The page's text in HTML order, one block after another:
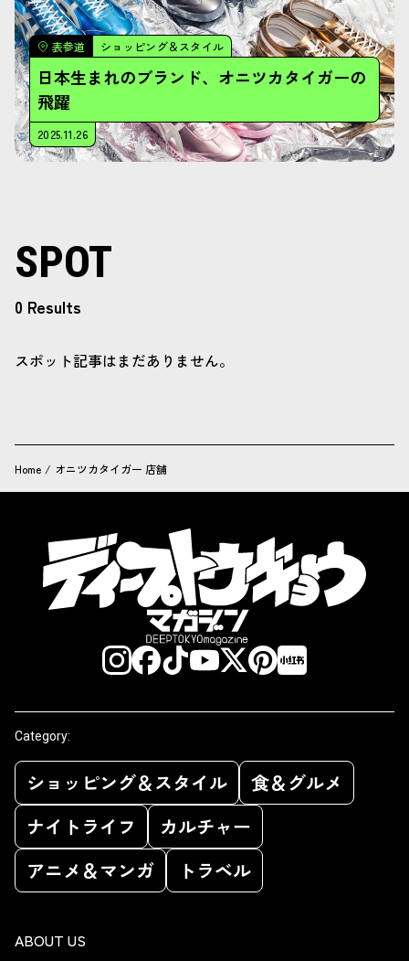
表参道 ショッピング＆スタイル
日本生まれのブランド、オニツカタイガーの
飛躍
2025.11.26
SPOT
0 Results
スポット記事はまだありません。
Home / オニツカタイガー 店舗
Category:
ショッピング＆スタイル
食＆グルメ
ナイトライフ
カルチャー
アニメ＆マンガ
トラベル
ABOUT US